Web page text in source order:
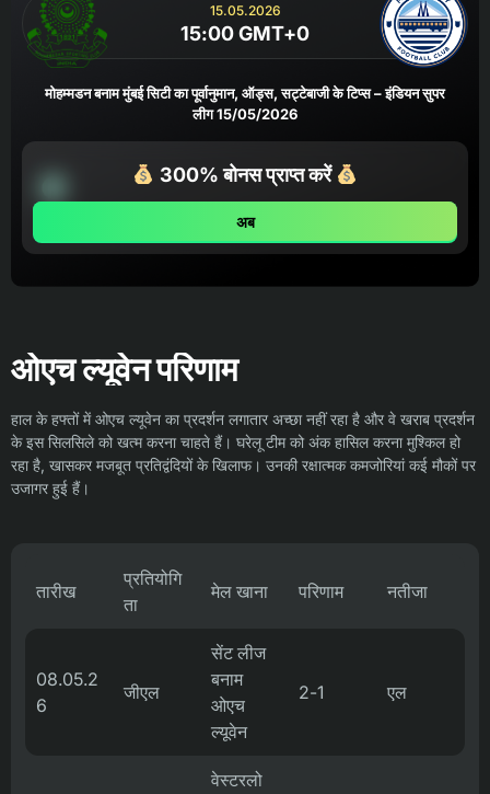
15.05.2026
15:00 GMT+0
मोहम्मडन बनाम मुंबई सिटी का पूर्वानुमान, ऑड्स, सट्टेबाजी के टिप्स – इंडियन सुपर
लीग 15/05/2026
300% बोनस प्राप्त करें
अब
ओएच ल्यूवेन परिणाम
हाल के हफ्तों में ओएच ल्यूवेन का प्रदर्शन लगातार अच्छा नहीं रहा है और वे खराब प्रदर्शन
के इस सिलसिले को खत्म करना चाहते हैं। घरेलू टीम को अंक हासिल करना मुश्किल हो
रहा है, खासकर मजबूत प्रतिद्वंदियों के खिलाफ। उनकी रक्षात्मक कमजोरियां कई मौकों पर
उजागर हुई हैं।
तारीख
प्रतियोगि
ता
मेल खाना परिणाम नतीजा
08.05.2
6
जीएल
सेंट लीज
बनाम
ओएच
ल्यूवेन
2-1 एल
वेस्टरलो